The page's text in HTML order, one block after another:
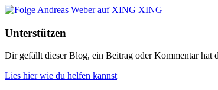
XING
Unterstützen
Dir gefällt dieser Blog, ein Beitrag oder Kommentar hat
Lies hier wie du helfen kannst